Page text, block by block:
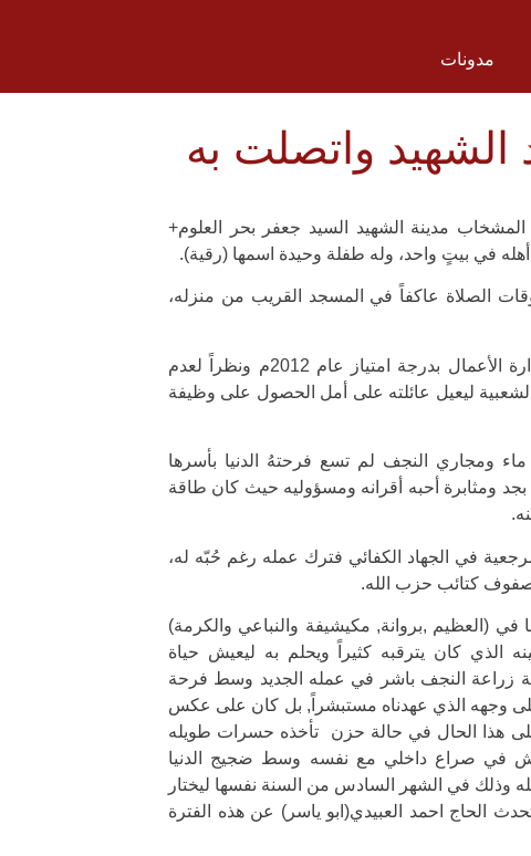
مدونات
الشهيد واتصلت به
مدينة الشهيد السيد جعفر بحر العلوم+
في بيتٍ واحد، وله طفلة وحيدة اسمها (رقية).
الصلاة عاكفاً في المسجد القريب من منزله،
خريج كلية الإدارة والاقتصاد جامعة الكوفة قسم إدارة الأعمال بدرجة امتياز عام 2012م ونظراً لعدم
ليعيل عائلته على أمل الحصول على وظيفة
ومجاري النجف لم تسع فرحتهُ الدنيا بأسرها
العقد، كان ذلك سنة 2013م فعمل بجد ومثابرة أحبه أقرانه ومسؤوليه حيث كان طاقة
في الجهاد الكفائي فترك عمله رغم حُبّه له،
صفوف كتائب حزب الله.
(العظيم ,بروانة, مكيشيفة والنباعي والكرمة)
الذي كان يترقبه كثيراً ويحلم به ليعيش حياة
زراعة النجف باشر في عمله الجديد وسط فرحة
وجهه الذي عهدناه مستبشراً, بل كان على عكس
هذا الحال في حالة حزن تأخذه حسرات طويله
في صراع داخلي مع نفسه وسط ضجيج الدنيا
وذلك في الشهر السادس من السنة نفسها ليختار
الحاج احمد العبيدي(ابو ياسر) عن هذه الفترة